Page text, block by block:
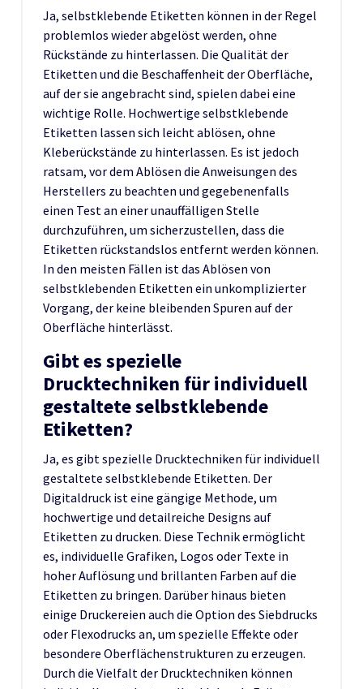
Ja, selbstklebende Etiketten können in der Regel
problemlos wieder abgelöst werden, ohne
Rückstände zu hinterlassen. Die Qualität der
Etiketten und die Beschaffenheit der Oberfläche,
auf der sie angebracht sind, spielen dabei eine
wichtige Rolle. Hochwertige selbstklebende
Etiketten lassen sich leicht ablösen, ohne
Kleberückstände zu hinterlassen. Es ist jedoch
ratsam, vor dem Ablösen die Anweisungen des
Herstellers zu beachten und gegebenenfalls
einen Test an einer unauffälligen Stelle
durchzuführen, um sicherzustellen, dass die
Etiketten rückstandslos entfernt werden können.
In den meisten Fällen ist das Ablösen von
selbstklebenden Etiketten ein unkomplizierter
Vorgang, der keine bleibenden Spuren auf der
Oberfläche hinterlässt.
Gibt es spezielle
Drucktechniken für individuell
gestaltete selbstklebende
Etiketten?
Ja, es gibt spezielle Drucktechniken für individuell
gestaltete selbstklebende Etiketten. Der
Digitaldruck ist eine gängige Methode, um
hochwertige und detailreiche Designs auf
Etiketten zu drucken. Diese Technik ermöglicht
es, individuelle Grafiken, Logos oder Texte in
hoher Auflösung und brillanten Farben auf die
Etiketten zu bringen. Darüber hinaus bieten
einige Druckereien auch die Option des Siebdrucks
oder Flexodrucks an, um spezielle Effekte oder
besondere Oberflächenstrukturen zu erzeugen.
Durch die Vielfalt der Drucktechniken können